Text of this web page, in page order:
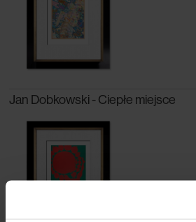
Jan Dobkowski - Ciepłe miejsce